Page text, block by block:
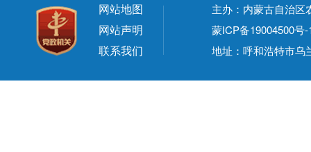
网站地图
网站声明
联系我们
主办：内蒙古自治
蒙ICP备19004500号-
地址：呼和浩特市